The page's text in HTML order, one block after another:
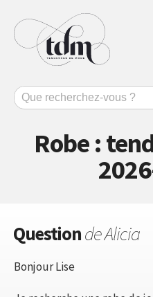
Robe :
Questionde Alicia
Bonjour Lise